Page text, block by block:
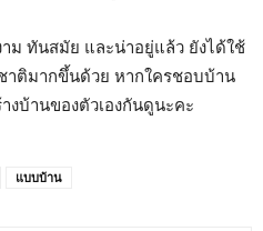
ม ทันสมัย และน่าอยู่แล้ว ยังได้ใช้
าติมากขึ้นด้วย หากใครชอบบ้าน
งบ้านของตัวเองกันดูนะคะ
แบบบ้าน